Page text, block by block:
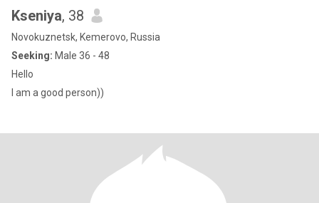
Kseniya, 38
Novokuznetsk, Kemerovo, Russia
Seeking: Male 36 - 48
Hello
I am a good person))